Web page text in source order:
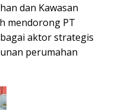
dan Kawasan
mendorong PT
aktor strategis
perumahan